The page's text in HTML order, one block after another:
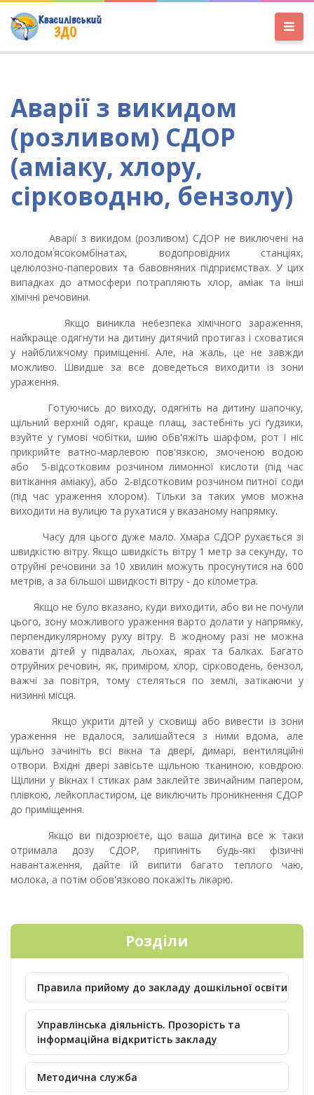
Аварії з викидом
(розливом) СДОР
(аміаку, хлору,
сірководню, бензолу)
Аварії з викидом (розливом) СДОР не виключені на
холодом'ясокомбінатах, водопровідних станціях,
целюлозно-паперових та бавовняних підприємствах. У цих
випадках до атмосфери потрапляють хлор, аміак та інші
хімічні речовини.
Якщо виникла не6езпека хімічного зараження,
найкраще одягнути на дитину дитячий протигаз і сховатися
у найближчому приміщенні. Але, на жаль, це не завжди
можливо. Швидше за все доведеться виходити із зони
ураження.
Готуючись до виходу, одягніть на дитину шапочку,
щільний верхній одяг, краще плащ, застебніть усі ґудзики,
взуйте у гумові чобітки, шию обв'яжіть шарфом, рот і ніс
прикрийте ватно-марлевою пов'язкою, змоченою водою
aбo 5-відсотковим розчином лимонної кислоти (під час
витікання аміаку), або 2-відсотковим розчином питної соди
(під час ураження хлором). Тільки за таких умов можна
виходити на вулицю та рухатися у вказаному напрямку.
Часу для цього дуже мало. Хмара СДОР рухається зі
швидкістю вітру. Якщо швидкість вітру 1 метр за секунду, то
отруйні речовини за 10 хвилин можуть просунутися на 600
метрів, а за більшої швидкості вітру - до кілометра.
Якщо не було вказано, куди виходити, або ви не почули
цього, зону можливого ураження варто долати у напрямку,
перпендикулярному руху вітру. В жодному разі не можна
ховати дітей у підвалах, льохах, ярах та балках. Багато
отруйних речовин, як, приміром, хлор, сірководень, 6ензол,
важчі за повітря, тому стеляться по землі, затікаючи у
низинні місця.
Якщо укрити дітей у сховищі або вивести із зони
ураження не вдалося, залишайтеся з ними вдома, але
щільно зачиніть всі вікна та двері, димарі, вентиляційні
отвори. Вхідні двері завісьте щільною тканиною, ковдрою.
Щілини у вікнах і стиках рам заклейте звичайним папером,
плівкою, лейкопластиром, це виключить проникнення СДОР
до приміщення.
Якщо ви підозрюєте, що ваша дитина все ж таки
отримала дозу СДОР, припиніть будь-які фізичні
навантаження, дайте їй випити 6агато теплого чаю,
молока, а потім обов'язково покажіть лікарю.
Розділи
Правила прийому до закладу дошкільної освіти
Управлінська діяльність. Прозорість та
інформаційна відкритість закладу
Методична служба